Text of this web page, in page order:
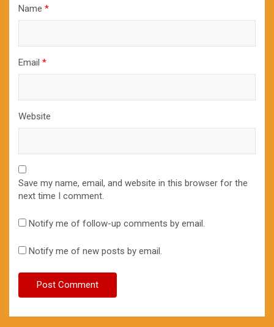
Name *
Email *
Website
Save my name, email, and website in this browser for the
next time I comment.
Notify me of follow-up comments by email.
Notify me of new posts by email.